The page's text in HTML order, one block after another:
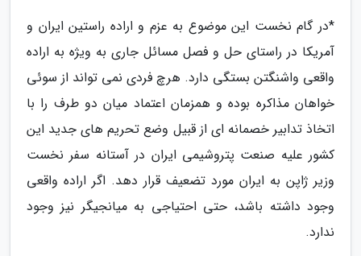
*در گام نخست این موضوع به عزم و اراده راستین ایران و
آمریکا در راستای حل و فصل مسائل جاری به ویژه به اراده
واقعی واشنگتن بستگی دارد. هرچ فردی نمی تواند از سوئی
خواهان مذاکره بوده و همزمان اعتماد میان دو طرف را با
اتخاذ تدابیر خصمانه ای از قبیل وضع تحریم های جدید این
کشور علیه صنعت پتروشیمی ایران در آستانه سفر نخست
وزیر ژاپن به ایران مورد تضعیف قرار دهد. اگر اراده واقعی
وجود داشته باشد، حتی احتیاجی به میانجیگر نیز وجود
ندارد.